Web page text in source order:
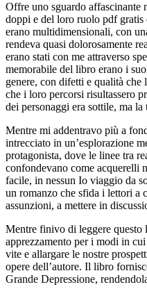
Offre uno sguardo affascinante
doppi e del loro ruolo pdf
erano multidimensionali, con
rendeva quasi dolorosamente
erano stati con me attraverso
memorabile del libro erano i
genere, con difetti e qualità
che i loro percorsi risultassero
dei personaggi era sottile, ma la
Mentre mi addentravo più a
intrecciato in un’esplorazione
protagonista, dove le linee tra
confondevano come acquerelli
facile, in nessun Io viaggio da
un romanzo che sfida i lettori a
assunzioni, a mettere in
Mentre finivo di leggere questo
apprezzamento per i modi in
vite e allargare le nostre
opere dell’autore. Il libro
Grande Depressione,